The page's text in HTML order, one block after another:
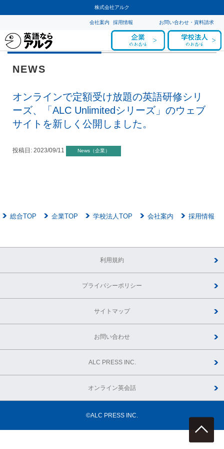
株式会社アルク
お問い合わせ・資料請求
採用情報
会社案内
NEWS
オンラインで定額受け放題の英語研修シリ
ーズ、「ALC Unlimitedシリーズ」のウェブ
サイトを新しく公開しました。
投稿日: 2023/09/11 News（企業）
総合TOP 企業TOP 学校法人TOP 会社案内 採用情報
利用規約
プライバシーポリシー
サイトマップ
お問い合わせ
ALC PRESS INC.
オンライン英会話
©ALC PRESS INC.